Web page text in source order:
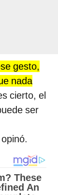
gesto,
nada
cierto, el
ser